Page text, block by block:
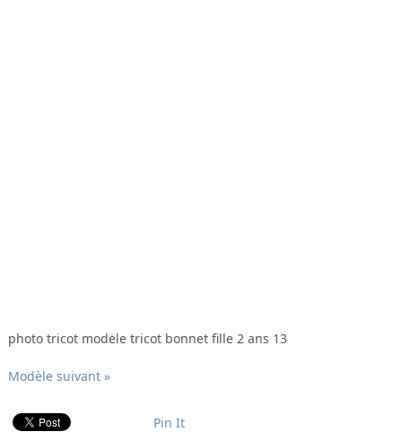
photo tricot modele tricot bonnet fille 2 ans 13
Modèle suivant »
Pin It